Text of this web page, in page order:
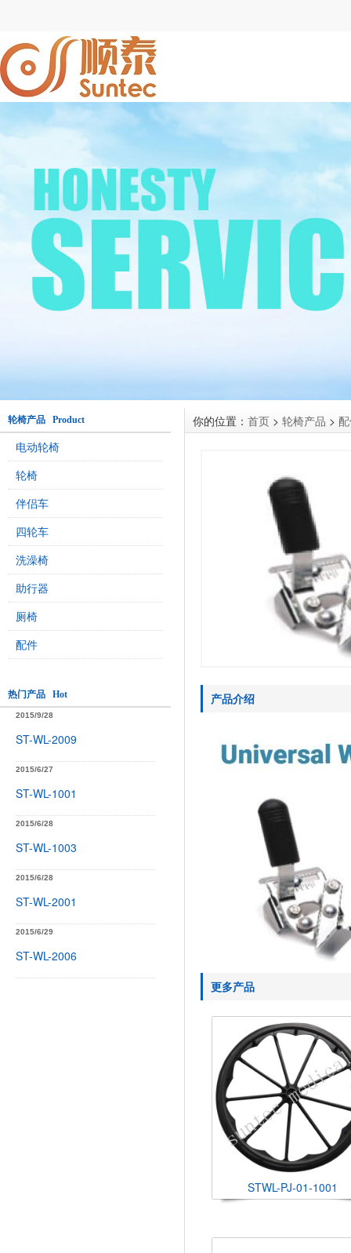
轮椅产品 Product
电动轮椅
轮椅
伴侣车
四轮车
洗澡椅
助行器
厕椅
配件
热门产品 Hot
2015/9/28
ST-WL-2009
2015/6/27
ST-WL-1001
2015/6/28
ST-WL-1003
2015/6/28
ST-WL-2001
2015/6/29
ST-WL-2006
你的位置： 首页 > 轮椅产品 >
产品介绍
更多产品
STWL-PJ-01-1001